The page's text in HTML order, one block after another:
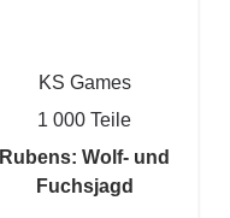
KS Games
1 000 Teile
Rubens: Wolf- und
Fuchsjagd